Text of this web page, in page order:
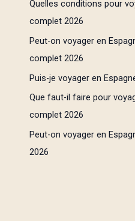
Quelles conditions pour
complet 2026
Peut-on voyager en
complet 2026
Puis-je voyager en
Que faut-il faire pour
complet 2026
Peut-on voyager en
2026